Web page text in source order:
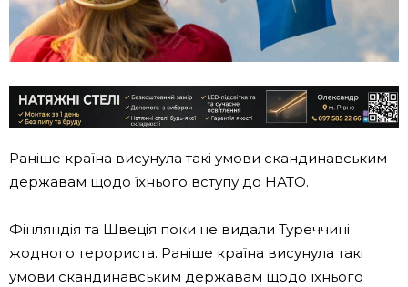
Раніше країна висунула такі умови скандинавським
державам щодо їхнього вступу до НАТО.
Фінляндія та Швеція поки не видали Туреччині
жодного терориста. Раніше країна висунула такі
умови скандинавським державам щодо їхнього